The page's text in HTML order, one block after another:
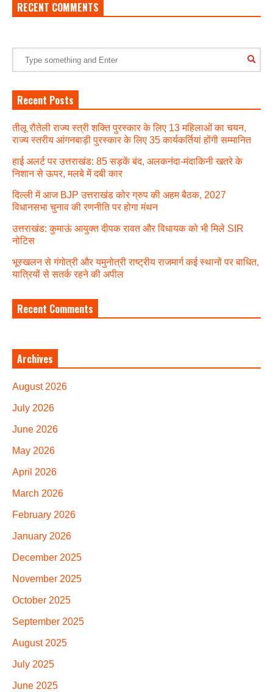
RECENT COMMENTS
Recent Posts
तीलू रौतेली राज्य स्त्री शक्ति पुरस्कार के लिए 13 महिलाओं का चयन,
राज्य स्तरीय आंगनबाड़ी पुरस्कार के लिए 35 कार्यकर्तियां होंगी सम्मानित
हाई अलर्ट पर उत्तराखंड: 85 सड़कें बंद, अलकनंदा-मंदाकिनी खतरे के
निशान से ऊपर, मलबे में दबी कार
दिल्ली में आज BJP उत्तराखंड कोर ग्रुप की अहम बैठक, 2027
विधानसभा चुनाव की रणनीति पर होगा मंथन
उत्तराखंड: कुमाऊं आयुक्त दीपक रावत और विधायक को भी मिले SIR
नोटिस
भूस्खलन से गंगोत्री और यमुनोत्री राष्ट्रीय राजमार्ग कई स्थानों पर बाधित,
यात्रियों से सतर्क रहने की अपील
Recent Comments
Archives
August 2026
July 2026
June 2026
May 2026
April 2026
March 2026
February 2026
January 2026
December 2025
November 2025
October 2025
September 2025
August 2025
July 2025
June 2025